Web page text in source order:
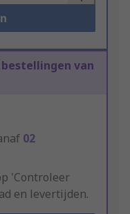
bestellingen van
02
'Controleer
en levertijden.